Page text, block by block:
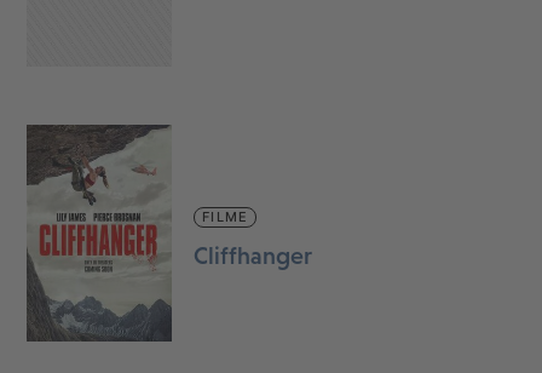
FILME
Cliffhanger